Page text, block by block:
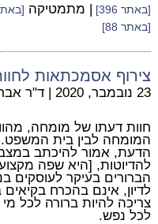
[באתר 396] | מתמטיקה [באתר
[באתר 88]
צירוף אסמכתאות
23 נובמבר, 2020 | ד"ר
חוות דעתו של מומחה,
המומחה לבין בית
הדעת, אמור להיכתב
להדיוטות, [היא שפה
הברורים בעיקר לעוסקים
לדיון, אינם בהכרח
צריכה להיות ברורה לכל
לכל נפש.